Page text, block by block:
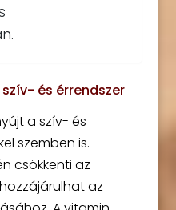
és érrendszer
a szív- és
szemben is.
csökkenti az
az